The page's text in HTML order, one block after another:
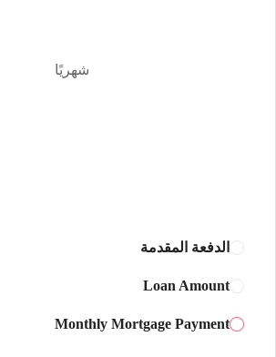
أغسطس
شهريًا
الدفعة المقدمة
Loan Amount
Monthly Mortgage Payment